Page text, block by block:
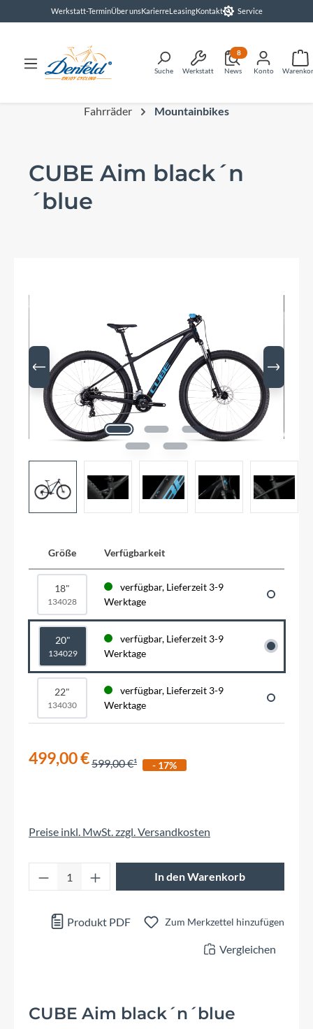
springenWerkstatt-TerminÜber unsKarierreLeasingKontakt Service
Suche Werkstatt News
8
Konto
Fahrräder Mountainbikes
CUBE Aim black´n
´blue
Größe Verfügbarkeit
18"
134028
verfügbar, Lieferzeit 3-9
Werktage
20"
134029
verfügbar, Lieferzeit 3-9
Werktage
22"
134030
verfügbar, Lieferzeit 3-9
Werktage
499,00 €599,00 € - 17%
Preise inkl. MwSt. zzgl. Versandkosten
Produkt Anzahl: Gib den gewünschten
In den Warenkorb
Produkt PDF Zum Merkzettel hinzufügen
Vergleichen
CUBE Aim black´n´blue